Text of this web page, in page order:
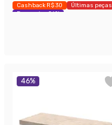
Cashback R$ 30
Últimas peças
Economize 26%
46%